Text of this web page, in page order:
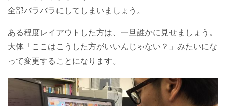
全部バラバラにしてしまいましょう。
ある程度レイアウトした方は、一旦誰かに見せましょう。
大体「ここはこうした方がいいんじゃない？」みたいにな
って変更することになります。